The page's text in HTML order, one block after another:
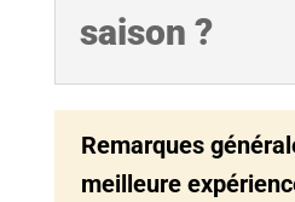
saison ?
Remarques
meilleure